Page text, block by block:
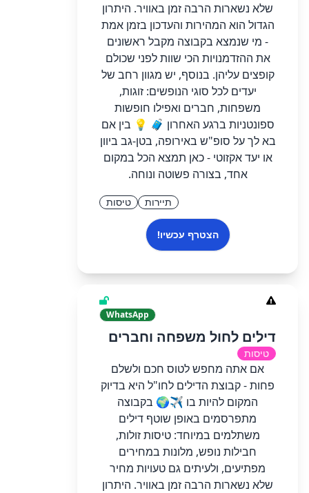
שלא נשארות הרבה זמן באוויר. היתרון
הגדול הוא המהירות והעדכון בזמן אמת
- מי שנמצא בקבוצה מקבל ראשונים
את ההזדמנויות הכי שוות לפני שכולם
קופצים עליהן. בנוסף, יש מגוון רחב של
יעדים לכל סוגי הנופשים: זוגות,
משפחות, חברים ואפילו חופשות
ספונטניות ברגע האחרון 🧳 💡 בין אם
בא לך על סופ"ש באירופה, בטן-גב ביוון
או יעד אקזוטי - כאן תמצא הכל במקום
אחד, בצורה פשוטה ונוחה.
תיירות טיסות
הצטרף עכשיו!
WhatsApp
דילים לחול משפחה וחברים
טיסות
אם אתה מחפש לטוס חכם ולשלם
פחות - קבוצת הדילים לחו"ל היא בדיוק
המקום להיות בו ✈️🌍 בקבוצה
מתפרסמים באופן שוטף דילים
משתלמים במיוחד: טיסות זולות,
חבילות נופש, מלונות במחירים
מפתיעים, ולעיתים גם טעויות מחיר
שלא נשארות הרבה זמן באוויר. היתרון